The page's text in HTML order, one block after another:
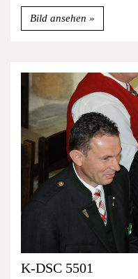
Bild ansehen
K-DSC 5501